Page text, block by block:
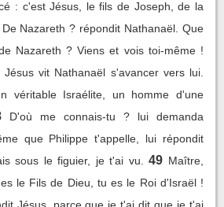
: c'est Jésus, le fils de Joseph, de la
De Nazareth ? répondit Nathanaël. Que
Nazareth ? Viens et vois toi-même !
Jésus vit Nathanaël s'avancer vers lui.
véritable Israélite, un homme d'une
D'où me connais-tu ? lui demanda
que Philippe t'appelle, lui répondit
sous le figuier, je t'ai vu.
49 Maître,
le Fils de Dieu, tu es le Roi d'Israël !